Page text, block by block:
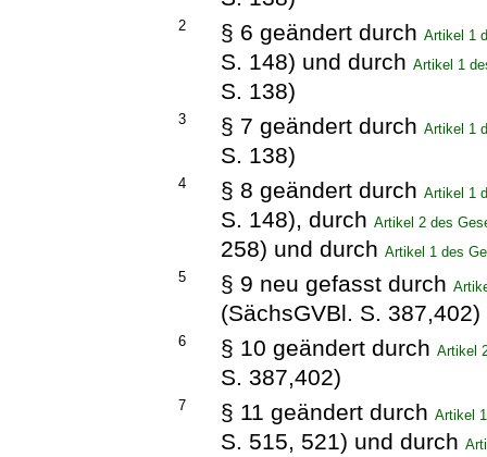
2 § 6 geändert durchArtikel 1
S. 148) und durchArtikel 1
S. 138)
3 § 7 geändert durchArtikel 1
S. 138)
4 § 8 geändert durchArtikel 1
S. 148), durchArtikel 2 des
258) und durchArtikel 1 des
5
§ 9 neu gefasst durch
(SächsGVBl. S. 387,402)
6 § 10 geändert durchArtikel
S. 387,402)
7 § 11 geändert durchArtikel
S. 515, 521) und durch